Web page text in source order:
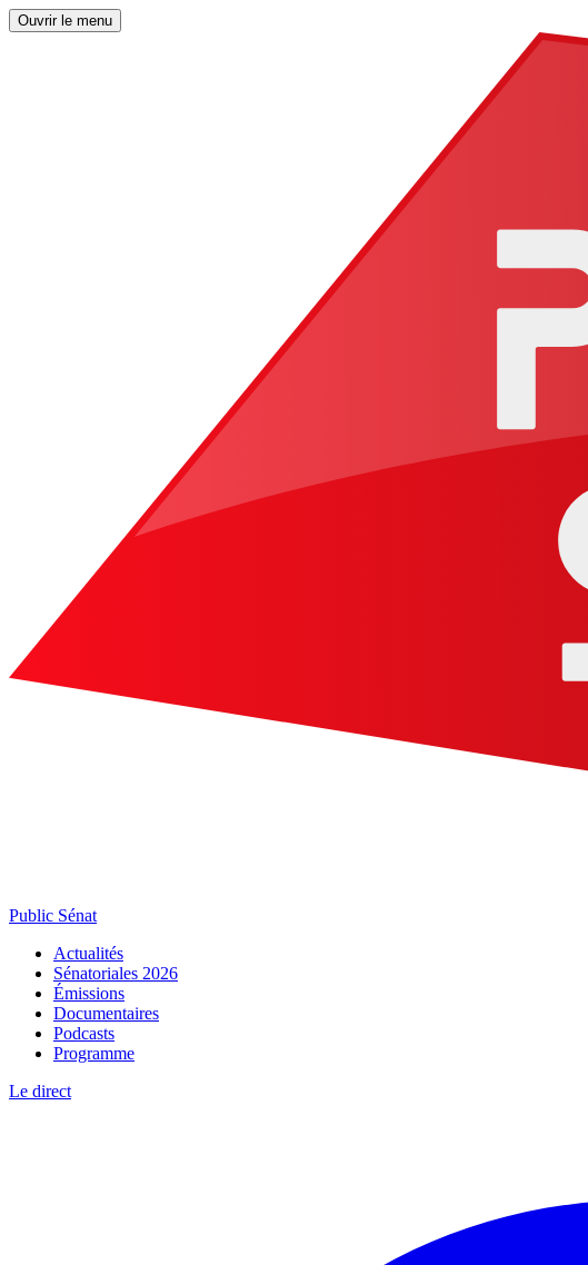
Ouvrir le menu
Public Sénat
Actualités
Sénatoriales 2026
Émissions
Documentaires
Podcasts
Programme
Le direct